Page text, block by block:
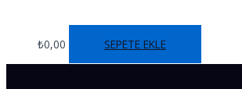
₺0,00 SEPETE EKLE